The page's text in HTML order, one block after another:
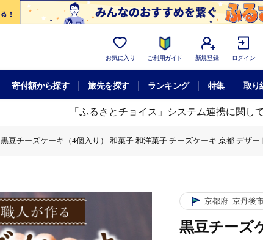
お気に入り ご利用ガイド 新規登録 ログイン
寄付額から探す 旅先を探す ランキング 特集 取り
「ふるさとチョイス」システム連携に関して
黒豆チーズケーキ（4個入り） 和菓子 和洋菓子 チーズケーキ 京都 デザ
京都府 京丹後
黒豆チーズ